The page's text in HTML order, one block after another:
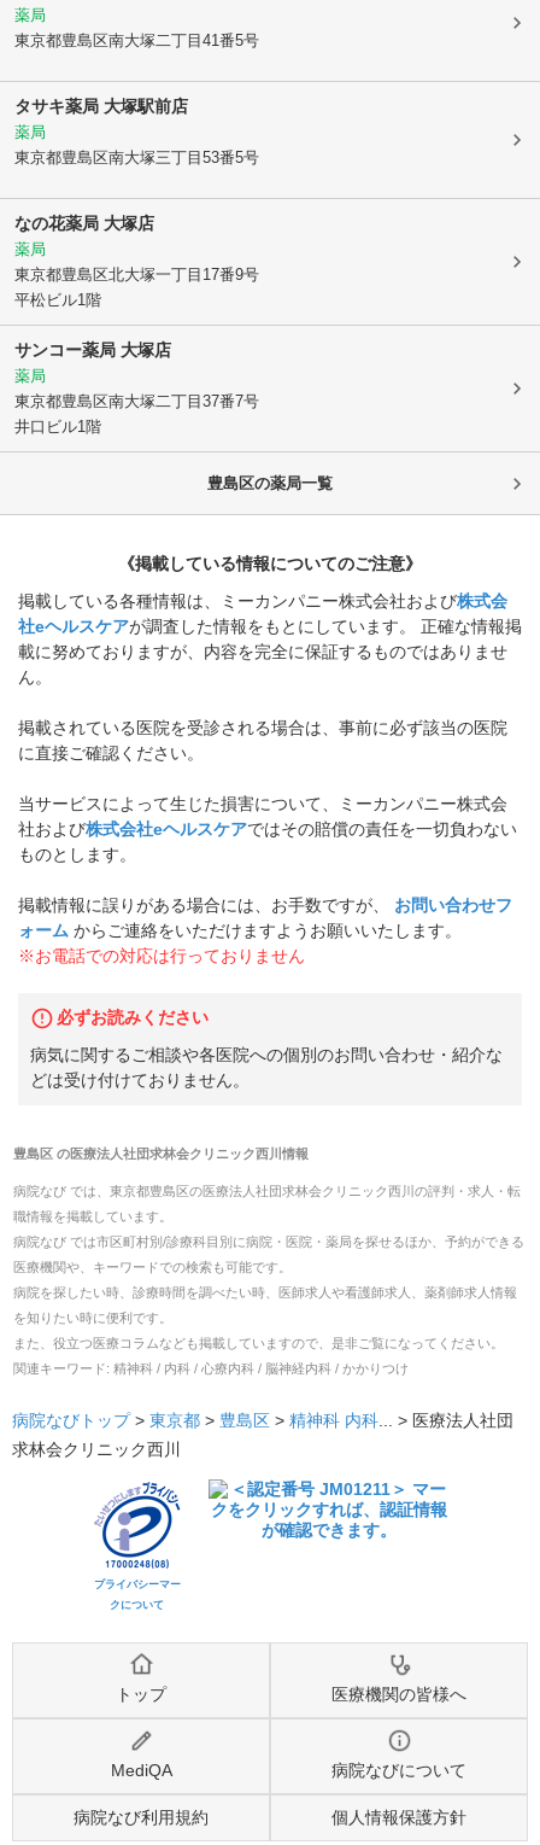
薬局
東京都豊島区南大塚二丁目41番5号
タサキ薬局 大塚駅前店
薬局
東京都豊島区南大塚三丁目53番5号
なの花薬局 大塚店
薬局
東京都豊島区北大塚一丁目17番9号
平松ビル1階
サンコー薬局 大塚店
薬局
東京都豊島区南大塚二丁目37番7号
井口ビル1階
豊島区の薬局一覧
《掲載している情報についてのご注意》
掲載している各種情報は、ミーカンパニー株式会社および株式会
社eヘルスケアが調査した情報をもとにしています。 正確な情報掲
載に努めておりますが、内容を完全に保証するものではありませ
ん。
掲載されている医院を受診される場合は、事前に必ず該当の医院
に直接ご確認ください。
当サービスによって生じた損害について、ミーカンパニー株式会
社および株式会社eヘルスケアではその賠償の責任を一切負わない
ものとします。
掲載情報に誤りがある場合には、お手数ですが、
お問い合わせフ
ォーム からご連絡をいただけますようお願いいたします。
※お電話での対応は行っておりません
必ずお読みください
病気に関するご相談や各医院への個別のお問い合わせ・紹介な
どは受け付けておりません。
豊島区の医療法人社団求林会クリニック西川情報
病院なび では、 東京都豊島区の医療法人社団求林会クリニック西川 の評判・求人・転
職情報を掲載しています。
病院なび では市区町村別/診療科目別に病院・医院・薬局を探せるほか、予約ができる
医療機関や、キーワードでの検索も可能です。
病院を探したい時、診療時間を調べたい時、医師求人や看護師求人、薬剤師求人情報
を知りたい時に便利です。
また、役立つ医療コラムなども掲載していますので、是非ご覧になってください。
関連キーワード: 精神科 / 内科 / 心療内科 / 脳神経内科 / かかりつけ
病院なびトップ > 東京都 > 豊島区 > 精神科 内科... > 医療法人社団
求林会クリニック西川
プライバシーマー
クについて
トップ 医療機関の皆様へ
MediQA 病院なびについて
病院なび利用規約 個人情報保護方針